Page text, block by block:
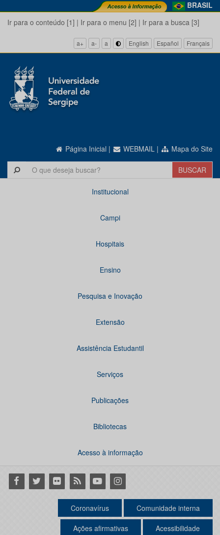
BRASIL
Ir para o conteúdo [1] | Ir para o menu [2] | Ir para a busca [3]
a+ a- a English Español Français
Página Inicial | WEBMAIL | Mapa do Site
Institucional
Campi
Hospitais
Ensino
Pesquisa e Inovação
Extensão
Assistência Estudantil
Serviços
Publicações
Bibliotecas
Acesso à informação
Facebook
Twitter Flickr RSS YoutubeInstagram
Coronavírus Comunidade interna
Ações afirmativas Acessibilidade